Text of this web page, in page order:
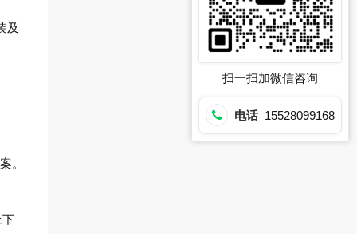
及
。
下
扫一扫加微信咨询
电话 15528099168